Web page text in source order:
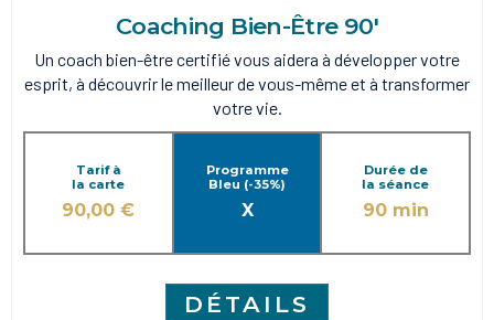
Coaching Bien-Être 90'
Un coach bien-être certifié vous aidera à développer votre
esprit, à découvrir le meilleur de vous-même et à transformer
votre vie.
Tarif à
la carte
90,00 €
Programme
Bleu (-35%)
X
Durée de
la séance
90 min
DÉTAILS